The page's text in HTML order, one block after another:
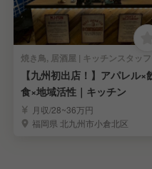
焼き鳥, 居酒屋 | キッチンスタッフ
【九州初出店！】アパレル×
食×地域活性｜キッチン
月収/28~36万円
福岡県 北九州市小倉北区